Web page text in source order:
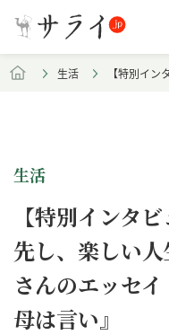
生活 【特別イ
生活
【特別インタ
先し、楽しい
さんのエッセ
母は言い』